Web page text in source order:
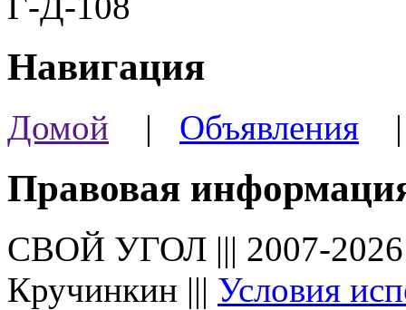
Навигация
Домой | Объявления
Правовая
СВОЙ УГОЛ ||| 2007-
Кручинкин ||| Условия